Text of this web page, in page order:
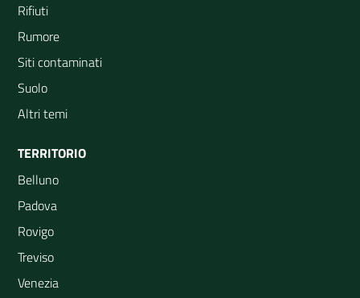
Rifiuti
Rumore
Siti contaminati
Suolo
Altri temi
TERRITORIO
Belluno
Padova
Rovigo
Treviso
Venezia